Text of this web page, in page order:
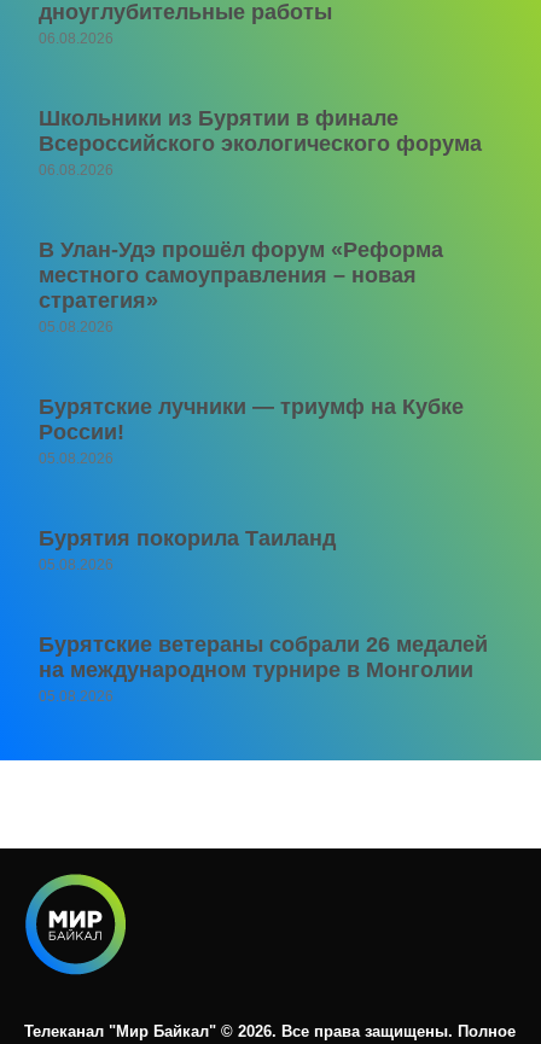
дноуглубительные работы
06.08.2026
Школьники из Бурятии в финале
Всероссийского экологического форума
06.08.2026
В Улан-Удэ прошёл форум «Реформа
местного самоуправления – новая
стратегия»
05.08.2026
Бурятские лучники — триумф на Кубке
России!
05.08.2026
Бурятия покорила Таиланд
05.08.2026
Бурятские ветераны собрали 26 медалей
на международном турнире в Монголии
05.08.2026
Телеканал "Мир Байкал" © 2026. Все права защищены. Полное